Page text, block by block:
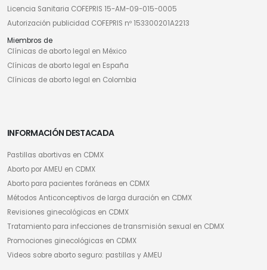
Licencia Sanitaria COFEPRIS 15-AM-09-015-0005
Autorización publicidad COFEPRIS nº 153300201A2213
Miembros de
Clínicas de aborto legal en México
Clínicas de aborto legal en España
Clínicas de aborto legal en Colombia
INFORMACIÓN DESTACADA
Pastillas abortivas en CDMX
Aborto por AMEU en CDMX
Aborto para pacientes foráneas en CDMX
Métodos Anticonceptivos de larga duración en CDMX
Revisiones ginecológicas en CDMX
Tratamiento para infecciones de transmisión sexual en CDMX
Promociones ginecológicas en CDMX
Videos sobre aborto seguro: pastillas y AMEU